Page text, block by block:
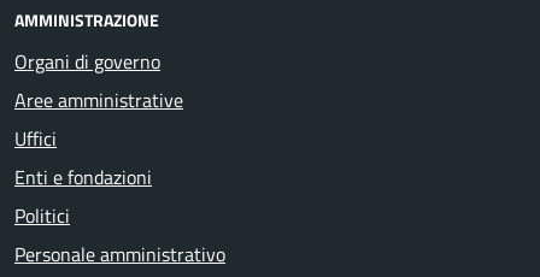
AMMINISTRAZIONE
Organi di governo
Aree amministrative
Uffici
Enti e fondazioni
Politici
Personale amministrativo